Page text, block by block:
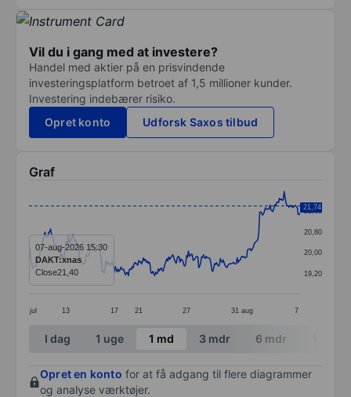
Vil du i gang med at investere?
Handel med aktier på en prisvindende
investeringsplatform betroet af 1,5 millioner kunder.
Investering indebærer risiko.
Opret konto
Udforsk Saxos tilbud
Graf
Line chart with 290 data points.
The chart has 1 X axis displaying categories.
The chart has 1 Y axis displaying values. Data
jul 13 17 21 27 31 aug 7
19,20
20,00
20,80
21,60
21,74
07-aug-2026 15:30
DAKT:xnas
Close21,40
End of interactive chart.
I dag 1 uge 1 md 3 mdr 6 mdr
Opret en konto for at få adgang til flere diagrammer
og analyse værktøjer.